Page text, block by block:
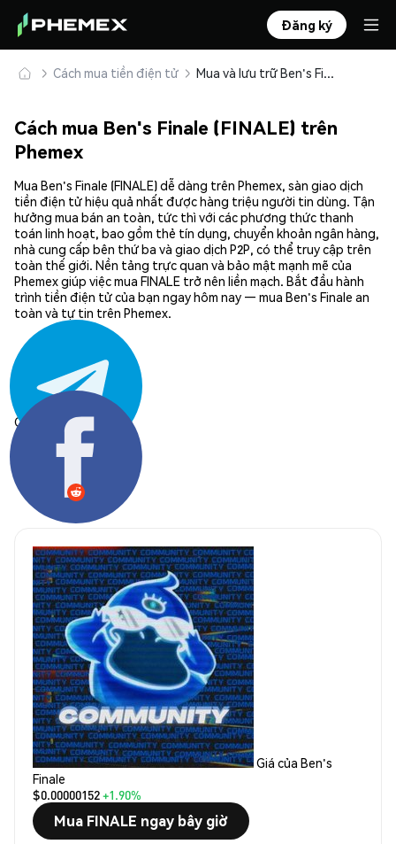
Đăng ký
Cách mua tiền điện tử Mua và lưu trữ Ben's Finale (FINALE) an toàn
Cách mua Ben's Finale (FINALE) trên
Phemex
Mua Ben's Finale (FINALE) dễ dàng trên Phemex, sàn giao dịch
tiền điện tử hiệu quả nhất được hàng triệu người tin dùng. Tận
hưởng mua bán an toàn, tức thì với các phương thức thanh
toán linh hoạt, bao gồm thẻ tín dụng, chuyển khoản ngân hàng,
nhà cung cấp bên thứ ba và giao dịch P2P, có thể truy cập trên
toàn thế giới. Nền tảng trực quan và bảo mật mạnh mẽ của
Phemex giúp việc mua FINALE trở nên liền mạch. Bắt đầu hành
trình tiền điện tử của bạn ngay hôm nay — mua Ben's Finale an
toàn và tự tin trên Phemex.
Chia sẻ:
Giá của Ben's
Finale
$0.00000152+1.90%
Mua FINALE ngay bây giờ